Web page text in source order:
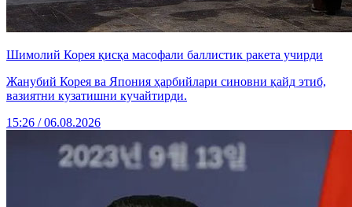
Шимолий Корея қисқа масофали баллистик ракета учирди
Жанубий Корея ва Япония ҳарбийлари синовни қайд этиб,
вазиятни кузатишни кучайтирди.
15:26 / 06.08.2026